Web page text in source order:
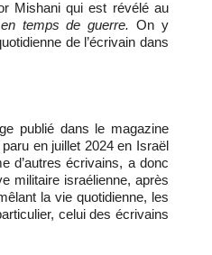
Mishani qui est révélé au
temps de guerre. On y
de l’écrivain dans
publié dans le magazine
en juillet 2024 en Israël
d’autres écrivains, a donc
militaire israélienne, après
la vie quotidienne, les
celui des écrivains